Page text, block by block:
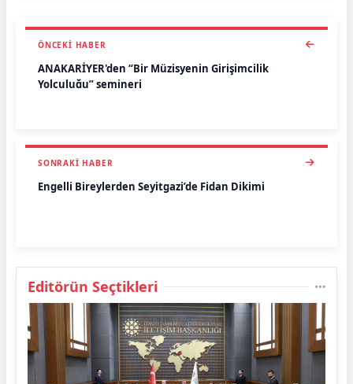
ÖNCEKI HABER
ANAKARİYER'den “Bir Müzisyenin Girişimcilik
Yolculuğu” semineri
SONRAKI HABER
Engelli Bireylerden Seyitgazi’de Fidan Dikimi
Editörün Seçtikleri